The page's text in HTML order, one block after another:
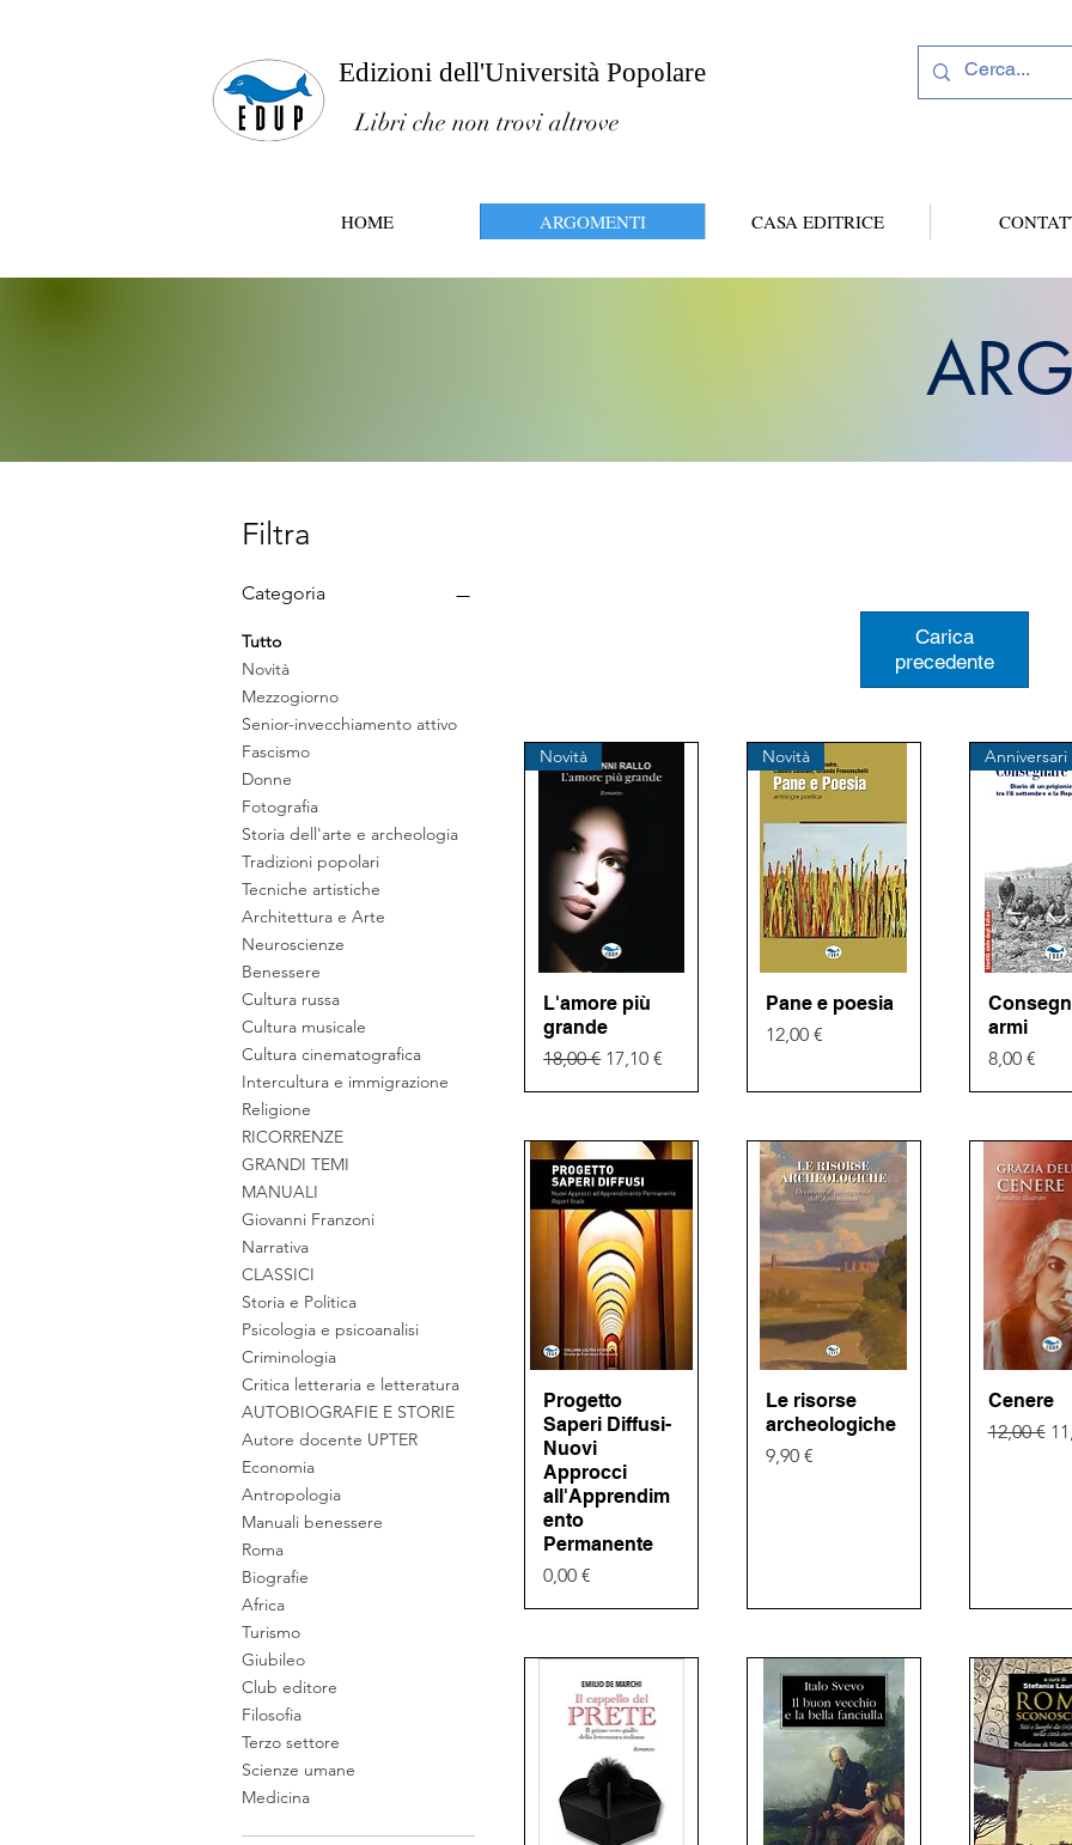
Edizioni dell'Università Popolare
Libri che non trovi altrove
HOME ARGOMENTI CASA EDITRICE
Filtra
Categoria
Tutto
Novità
Mezzogiorno
Senior-invecchiamento attivo
Fascismo
Donne
Fotografia
Storia dell'arte e archeologia
Tradizioni popolari
Tecniche artistiche
Architettura e Arte
Neuroscienze
Benessere
Cultura russa
Cultura musicale
Cultura cinematografica
Intercultura e immigrazione
Religione
RICORRENZE
GRANDI TEMI
MANUALI
Giovanni Franzoni
Narrativa
CLASSICI
Storia e Politica
Psicologia e psicoanalisi
Criminologia
Critica letteraria e letteratura
AUTOBIOGRAFIE E STORIE
Autore docente UPTER
Economia
Antropologia
Manuali benessere
Roma
Biografie
Africa
Turismo
Giubileo
Club editore
Filosofia
Terzo settore
Scienze umane
Medicina
Carica
precedente
Vista rapida
Novità
L'amore più
grande
Prezzo regolare
18,00 € Prezzo scontato
17,10 €
Vista rapida
Novità
Pane e poesia
Prezzo
12,00 €
Vista
Anniversari
armi
Prezzo
8,00 €
Vista rapida
Progetto
Saperi Diffusi-
Nuovi
Approcci
all'Apprendim
ento
Permanente
Prezzo
0,00 €
Vista rapida
Le risorse
archeologiche
Prezzo
9,90 €
Vista
Cenere
Prezzo
12,00 €